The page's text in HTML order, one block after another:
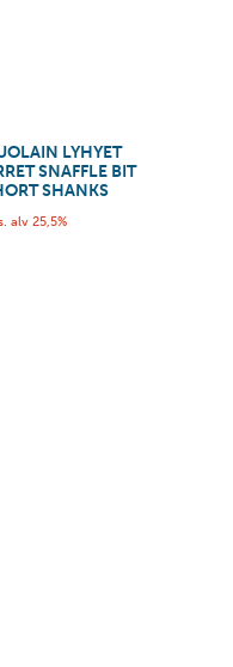
LYHYET
SNAFFLE BIT
SHANKS
alv 25,5%